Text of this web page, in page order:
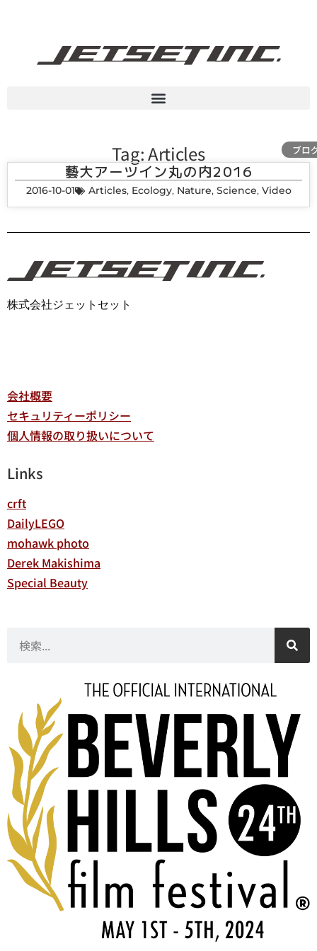
Tag: Articles ブロ
藝大アーツイン丸の内2016
2016-10-01 Articles, Ecology, Nature, Science, Video
株式会社ジェットセット
会社概要
セキュリティーポリシー
個人情報の取り扱いについて
Links
crft
DailyLEGO
mohawk photo
Derek Makishima
Special Beauty